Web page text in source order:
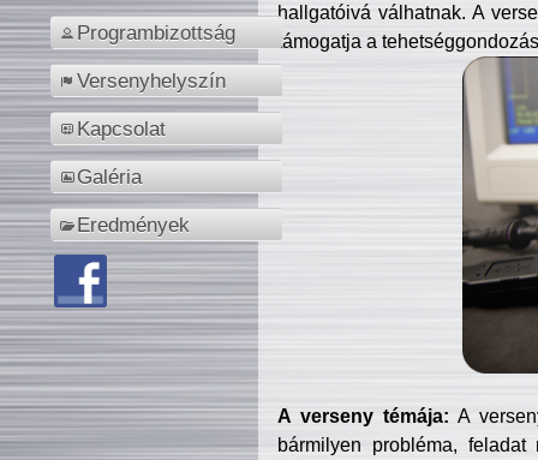
Programbizottság
Versenyhelyszín
Kapcsolat
Galéria
Eredmények
hallgatóivá válhatnak. A
támogatja a
A verseny témája: A
bármilyen probléma, feladat